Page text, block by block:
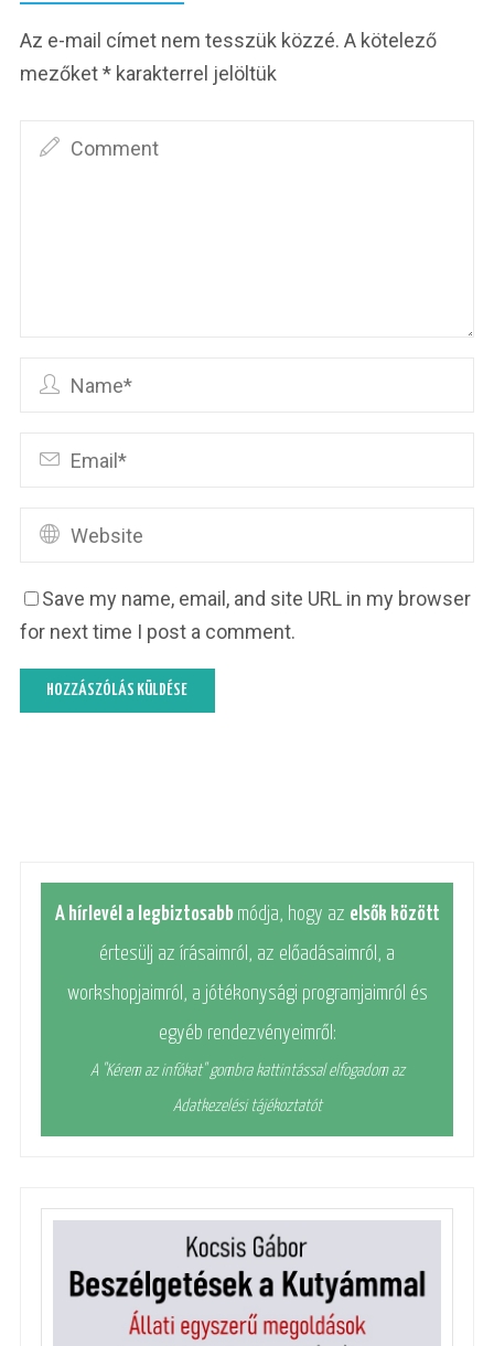
Az e-mail címet nem tesszük közzé. A kötelező
mezőket* karakterrel jelöltük
Save my name, email, and site URL in my browser
for next time I post a comment.
A hírlevél a legbiztosabb módja, hogy az elsők között
értesülj az írásaimról, az előadásaimról, a
workshopjaimról, a jótékonysági programjaimról és
egyéb rendezvényeimről:
A "Kérem az infókat" gombra kattintással elfogadom az
Adatkezelési tájékoztatót